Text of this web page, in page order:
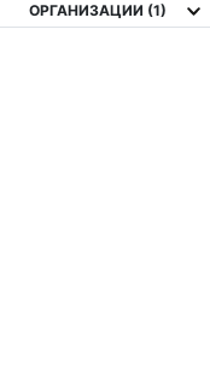
ОРГАНИЗАЦИИ (1)